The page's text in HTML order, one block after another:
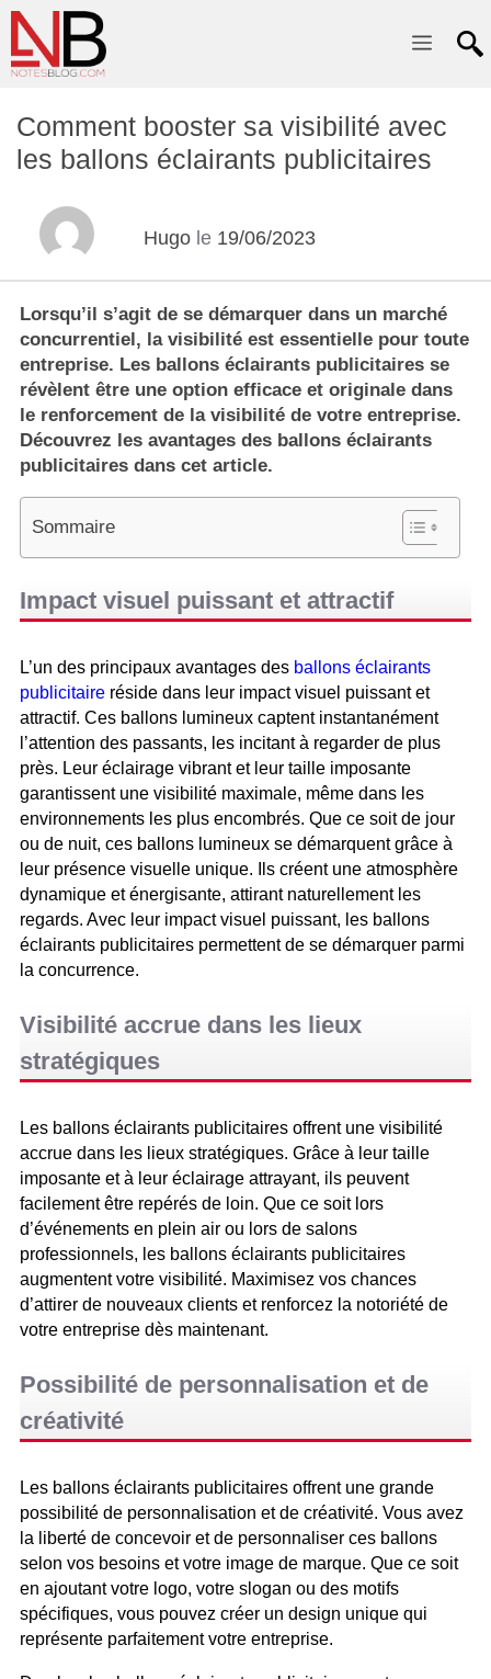
Menu
Comment booster sa visibilité avec
les ballons éclairants publicitaires
Hugo le 19/06/2023
Lorsqu’il s’agit de se démarquer dans un marché
concurrentiel, la visibilité est essentielle pour toute
entreprise. Les ballons éclairants publicitaires se
révèlent être une option efficace et originale dans
le renforcement de la visibilité de votre entreprise.
Découvrez les avantages des ballons éclairants
publicitaires dans cet article.
Sommaire
Impact visuel puissant et attractif
L’un des principaux avantages des ballons éclairants
publicitaire réside dans leur impact visuel puissant et
attractif. Ces ballons lumineux captent instantanément
l’attention des passants, les incitant à regarder de plus
près. Leur éclairage vibrant et leur taille imposante
garantissent une visibilité maximale, même dans les
environnements les plus encombrés. Que ce soit de jour
ou de nuit, ces ballons lumineux se démarquent grâce à
leur présence visuelle unique. Ils créent une atmosphère
dynamique et énergisante, attirant naturellement les
regards. Avec leur impact visuel puissant, les ballons
éclairants publicitaires permettent de se démarquer parmi
la concurrence.
Visibilité accrue dans les lieux
stratégiques
Les ballons éclairants publicitaires offrent une visibilité
accrue dans les lieux stratégiques. Grâce à leur taille
imposante et à leur éclairage attrayant, ils peuvent
facilement être repérés de loin. Que ce soit lors
d’événements en plein air ou lors de salons
professionnels, les ballons éclairants publicitaires
augmentent votre visibilité. Maximisez vos chances
d’attirer de nouveaux clients et renforcez la notoriété de
votre entreprise dès maintenant.
Possibilité de personnalisation et de
créativité
Les ballons éclairants publicitaires offrent une grande
possibilité de personnalisation et de créativité. Vous avez
la liberté de concevoir et de personnaliser ces ballons
selon vos besoins et votre image de marque. Que ce soit
en ajoutant votre logo, votre slogan ou des motifs
spécifiques, vous pouvez créer un design unique qui
représente parfaitement votre entreprise.